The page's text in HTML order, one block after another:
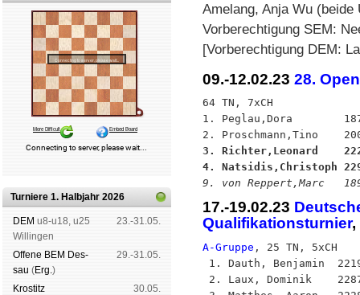
Turniere 1. Halbjahr 2026
DEM u8-u18, u25
Wil­lin­gen
23.-31.05.
Offene BEM Des­
sau (Erg.)
29.-31.05.
Kros­titz
30.05.
Amelang, Anja Wu (beide
Vorberechtigung SEM:
[Vorberechtigung DEM:
09.-12.02.23 28. Open
64 TN, 7xCH
1. Peglau,Dora
3. Richter,Leonard
4. Natsidis,Christoph
9. von Reppert,Marc
17.-19.02.23
Qualifikationsturnier,
A-Gruppe , 25 TN, 5xCH
1. Dauth, Benjamin  2219
2. Laux, Dominik